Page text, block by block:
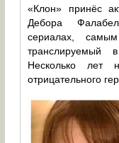
«Клон» принёс
Дебора
сериалах,
транслируемый
Несколько лет
отрицательного